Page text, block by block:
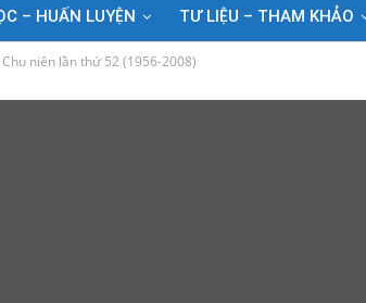
– HUẤN LUYỆN TƯ LIỆU – THAM KHẢO
niên lần thứ 52 (1956-2008)